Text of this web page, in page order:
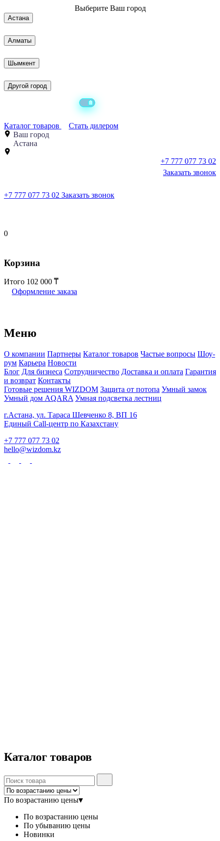
Выберите Ваш город
Астана
Алматы
Шымкент
Другой город
Каталог товаров
Стать дилером
Ваш город
Астана
+7 777 077 73 02
Заказать звонок
+7 777 077 73 02 Заказать звонок
0
Корзина
Итого 102 000
Оформление заказа
Меню
О компании Партнеры Каталог товаров Частые вопросы Шоу-
рум Карьера Новости
Блог Для бизнеса Сотрудничество Доставка и оплата Гарантия
и возврат Контакты
Готовые решения WIZDOM Защита от потопа Умный замок
Умный дом AQARA Умная подсветка лестниц
г.Астана, ул. Тараса Шевченко 8, ВП 16
Единый Call-центр по Казахстану
+7 777 077 73 02
hello@wizdom.kz
Каталог товаров
По возрастанию цены▾
По возрастанию цены
По убыванию цены
Новинки